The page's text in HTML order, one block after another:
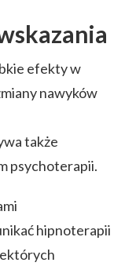
efekty w
nawyków
także
psychoterapii.
hipnoterapii